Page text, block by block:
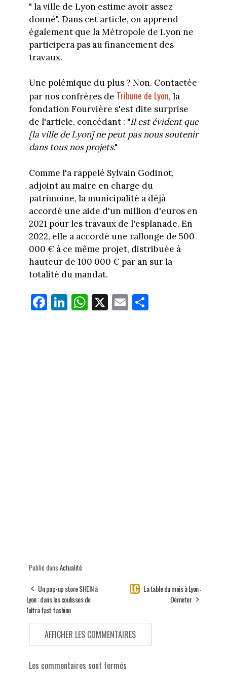
" la ville de Lyon estime avoir assez
donné". Dans cet article, on apprend
également que la Métropole de Lyon ne
participera pas au financement des
travaux.
Une polémique du plus ? Non. Contactée
par nos confrères de Tribune de Lyon, la
fondation Fourvière s'est dite surprise
de l'article, concédant : "Il est évident que
[la ville de Lyon] ne peut pas nous soutenir
dans tous nos projets."
Comme l'a rappelé Sylvain Godinot,
adjoint au maire en charge du
patrimoine, la municipalité a déjà
accordé une aide d'un million d'euros en
2021 pour les travaux de l'esplanade. En
2022, elle a accordé une rallonge de 500
000 € à ce même projet, distribuée à
hauteur de 100 000 € par an sur la
totalité du mandat.
Fa
ce
Li
nk
W
ha
X E
m
Pa
Publié dans Actualité
Un pop-up store SHEIN à
Lyon : dans les coulisses de
l'ultra fast fashion
La table du mois à Lyon :
Demeter
AFFICHER LES COMMENTAIRES
Les commentaires sont fermés